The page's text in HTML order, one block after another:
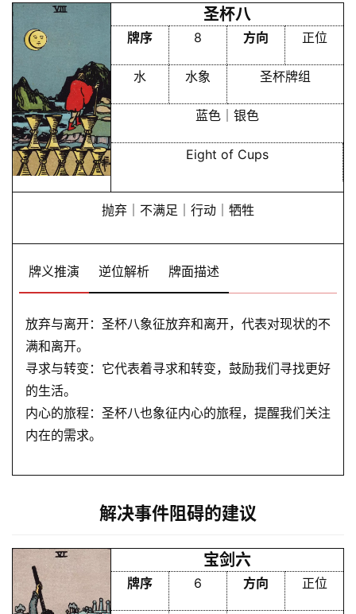
圣杯八
牌序 8 方向 正位
水 水象 圣杯牌组
蓝色｜银色
Eight of Cups
抛弃｜不满足｜行动｜牺牲
牌义推演 逆位解析 牌面描述
放弃与离开：圣杯八象征放弃和离开，代表对现状的不
满和离开。
寻求与转变：它代表着寻求和转变，鼓励我们寻找更好
的生活。
内心的旅程：圣杯八也象征内心的旅程，提醒我们关注
内在的需求。
解决事件阻碍的建议
宝剑六
牌序 6 方向 正位